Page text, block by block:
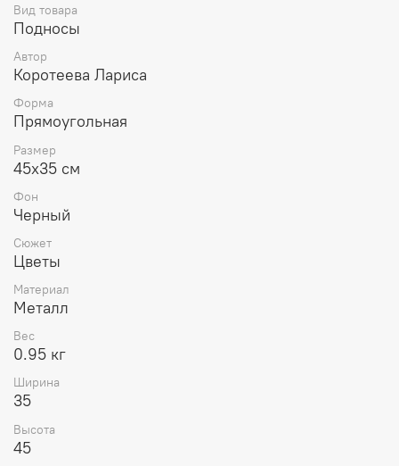
Вид товара
Подносы
Автор
Коротеева Лариса
Форма
Прямоугольная
Размер
45х35 см
Фон
Черный
Сюжет
Цветы
Материал
Металл
Вес
0.95 кг
Ширина
35
Высота
45